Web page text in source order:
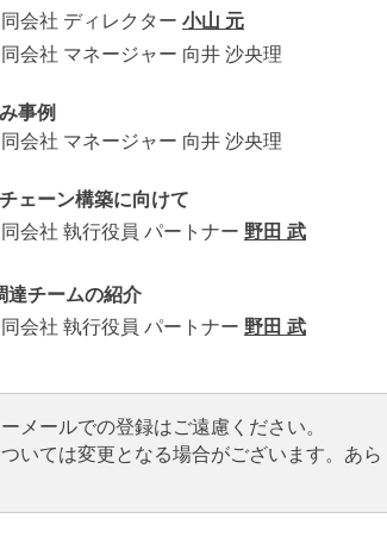
会社 ディレクター 小山 元
会社 マネージャー 向井 沙央理
事例
会社 マネージャー 向井 沙央理
ェーン構築に向けて
会社 執行役員 パートナー 野田 武
達チームの紹介
会社 執行役員 パートナー 野田 武
メールでの登録はご遠慮ください。
いては変更となる場合がございます。あら